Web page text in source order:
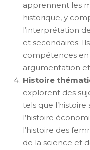
apprennent les
historique, y
l’interprétation
et secondaires.
compétences en
argumentation
Histoire
explorent des
tels que l’histoire
l’histoire
l’histoire des
de la science et